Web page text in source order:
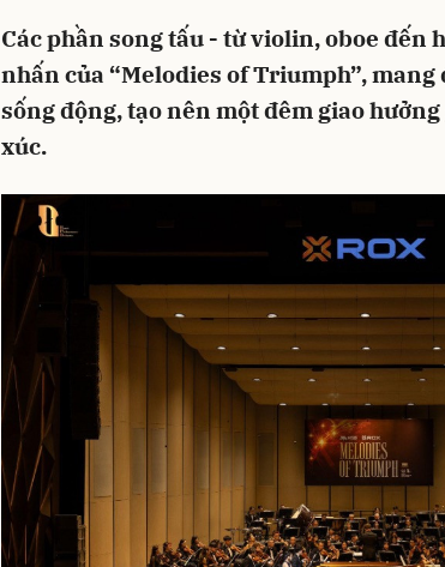
Các phần song tấu - từ violin, oboe đến
nhấn của “Melodies of Triumph”,
sống động, tạo nên một đêm giao
xúc.